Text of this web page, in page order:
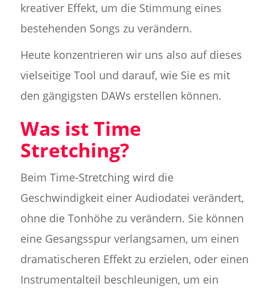
kreativer Effekt, um die Stimmung eines
bestehenden Songs zu verändern.
Heute konzentrieren wir uns also auf dieses
vielseitige Tool und darauf, wie Sie es mit
den gängigsten DAWs erstellen können.
Was ist Time
Stretching?
Beim Time-Stretching wird die
Geschwindigkeit einer Audiodatei verändert,
ohne die Tonhöhe zu verändern. Sie können
eine Gesangsspur verlangsamen, um einen
dramatischeren Effekt zu erzielen, oder einen
Instrumentalteil beschleunigen, um ein